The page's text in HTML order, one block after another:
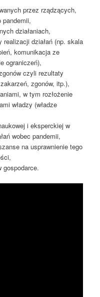
przez rządzących,
pandemii,
działaniach,
działań (np. skala
komunikacja ze
ograniczeń),
czyli rezultaty
zgonów, itp.),
w tym rozłożenie
władzy (władze
i eksperckiej w
wobec pandemii,
na usprawnienie tego
gospodarce.